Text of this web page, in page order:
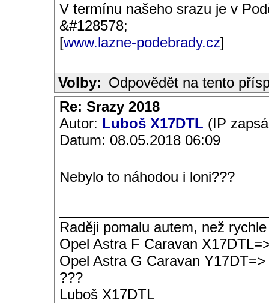
V termínu našeho srazu je v
&#128578;
[www.lazne-podebrady.cz]
Volby: Odpovědět na tento
Re: Srazy 2018
Autor: Luboš X17DTL (IP
Datum: 08.05.2018 06:09
Nebylo to náhodou i loni???
Raději pomalu autem, než
Opel Astra F Caravan
Opel Astra G Caravan Y17DT=>
???
Luboš X17DTL